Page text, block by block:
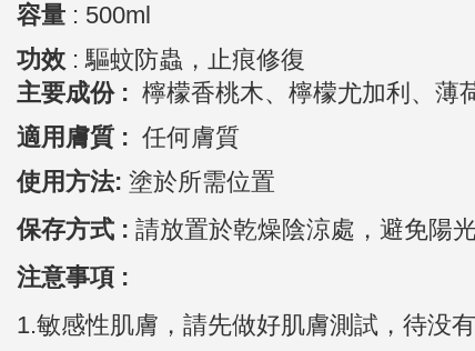
容量 : 500ml
功效 :驅蚊防蟲， 止痕修復
主要成份 : 檸檬香桃木、 檸檬尤加利、薄
適用膚質 : 任何膚質
使用方法: 塗於所需位置
保存方式 : 請放置於乾燥陰涼處，避免陽光
注意事項 :
1.敏感性肌膚，請先做好肌膚測試，待没